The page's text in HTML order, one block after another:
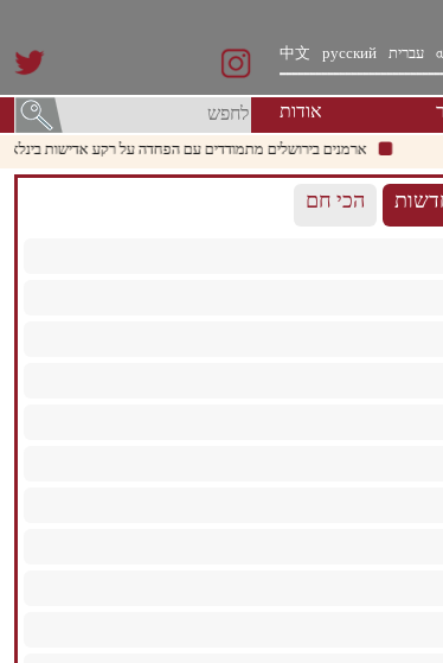
עברית русский
中文
אודות
ארמנים בירושלים מתמודדים עם הפחדה על רקע אדישות בינלאומית
הכי חם